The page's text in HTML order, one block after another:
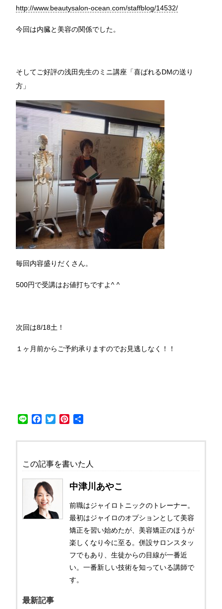
http://www.beautysalon-ocean.com/staffblog/14532/
今回は内臓と美容の関係でした。
そしてご好評の浅田先生のミニ講座「喜ばれるDMの送り
方」
毎回内容盛りだくさん。
500円で受講はお値打ちですよ^ ^
次回は8/18土！
１ヶ月前からご予約承りますのでお見逃しなく！！
Line Facebook
TwitterPinterest
この記事を書いた人
中津川あやこ
前職はジャイロトニックのトレーナー。
最初はジャイロのオプションとして美容
矯正を習い始めたが、美容矯正のほうが
楽しくなり今に至る。併設サロンスタッ
フでもあり、生徒からの目線が一番近
い。一番新しい技術を知っている講師で
す。
最新記事